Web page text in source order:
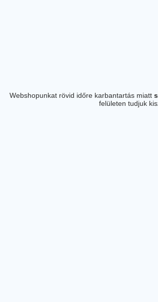
Webshopunkat rövid időre karbantartás miatt
felületen tudjuk